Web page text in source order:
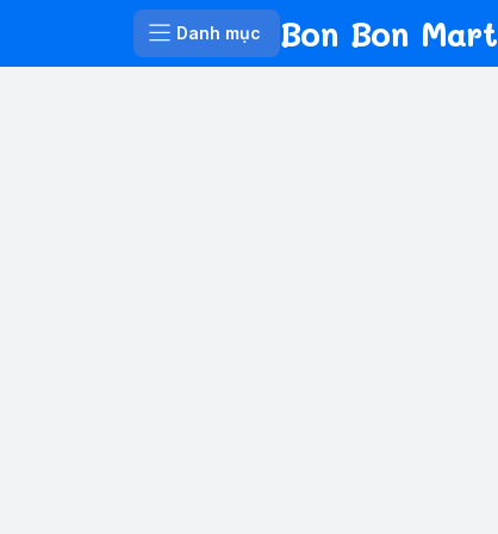
Danh mục Bon Bon Mart